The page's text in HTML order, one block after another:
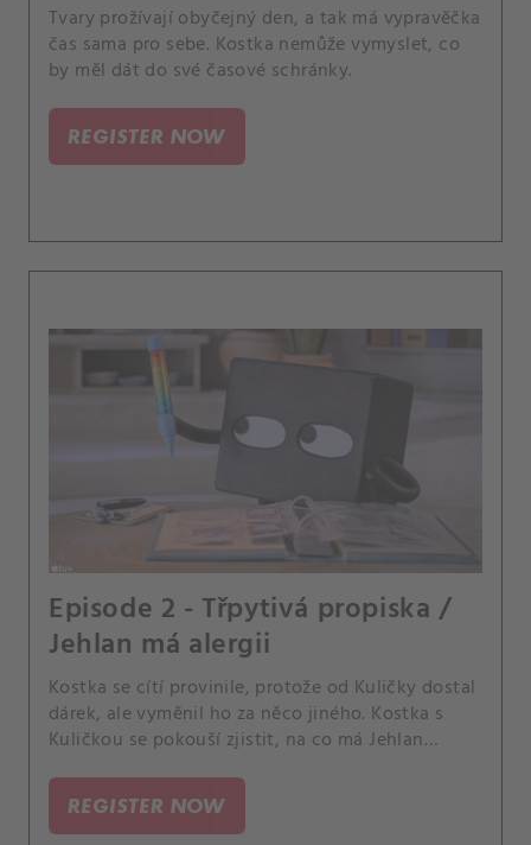
Tvary prožívají obyčejný den, a tak má vypravěčka
čas sama pro sebe. Kostka nemůže vymyslet, co
by měl dát do své časové schránky.
REGISTER NOW
Episode 2 - Třpytivá propiska /
Jehlan má alergii
Kostka se cítí provinile, protože od Kuličky dostal
dárek, ale vyměnil ho za něco jiného. Kostka s
Kuličkou se pokouší zjistit, na co má Jehlan
REGISTER NOW